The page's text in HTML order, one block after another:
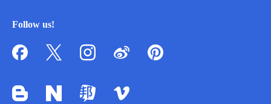
Follow us!